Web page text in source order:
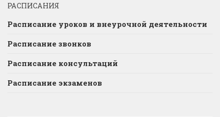
РАСПИСАНИЯ
Расписание уроков и внеурочной деятельности
Расписание звонков
Расписание консультаций
Расписание экзаменов